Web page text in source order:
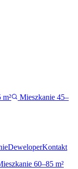
m²
Mieszkanie 45–
DeweloperKontakt
60–85 m²